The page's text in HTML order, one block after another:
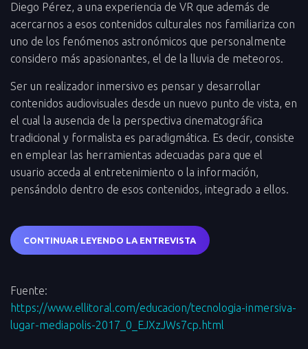
Diego Pérez, a una experiencia de VR que además de
acercarnos a esos contenidos culturales nos familiariza con
uno de los fenómenos astronómicos que personalmente
considero más apasionantes, el de la lluvia de meteoros.
Ser un realizador inmersivo es pensar y desarrollar
contenidos audiovisuales desde un nuevo punto de vista, en
el cual la ausencia de la perspectiva cinematográfica
tradicional y formalista es paradigmática. Es decir, consiste
en emplear las herramientas adecuadas para que el
usuario acceda al entretenimiento o la información,
pensándolo dentro de esos contenidos, integrado a ellos.
CONTINUAR LEYENDO LA ENTREVISTA
Fuente:
https://www.ellitoral.com/educacion/tecnologia-inmersiva-
lugar-mediapolis-2017_0_EJXzJWs7cp.html